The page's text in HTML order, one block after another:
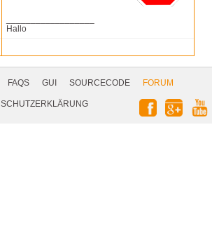
Hallo
FAQS GUI SOURCECODE
FORUM